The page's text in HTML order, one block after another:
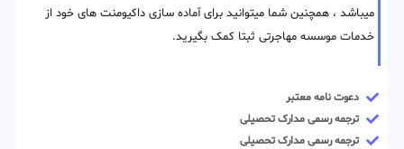
میباشد ، همچنین شما میتوانید برای آماده سازی داکیومنت های خود از
خدمات موسسه مهاجرتی ثبتا کمک بگیرید.
دعوت نامه معتبر
ترجمه رسمی مدارک تحصیلی
ترجمه رسمی مدارک تحصیلی